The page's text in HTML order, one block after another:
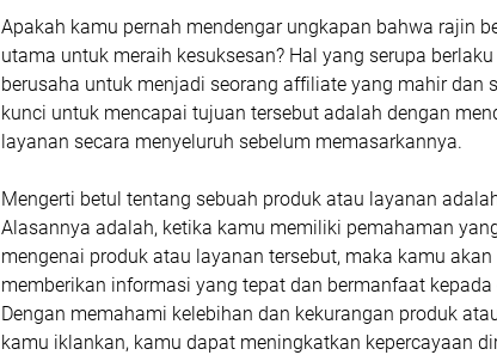
Apakah kamu pernah mendengar ungkapan bahwa rajin
utama untuk meraih kesuksesan? Hal yang serupa
berusaha untuk menjadi seorang affiliate yang mahir dan
kunci untuk mencapai tujuan tersebut adalah dengan
layanan secara menyeluruh sebelum memasarkannya.
Mengerti betul tentang sebuah produk atau layanan
Alasannya adalah, ketika kamu memiliki pemahaman
mengenai produk atau layanan tersebut, maka kamu
memberikan informasi yang tepat dan bermanfaat
Dengan memahami kelebihan dan kekurangan produk
kamu iklankan, kamu dapat meningkatkan kepercayaan